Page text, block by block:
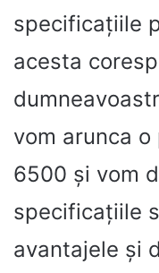
specificațiile
acesta
vom arunca
6500 și vom
specificațiile
avantajele și